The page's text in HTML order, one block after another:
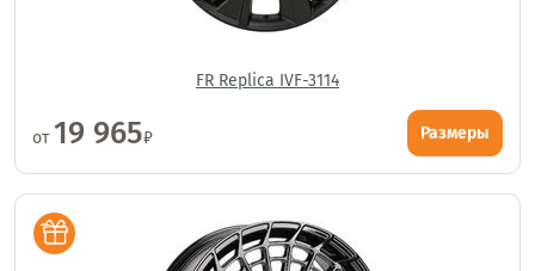
FR Replica IVF-3114
от19 965₽ Размеры